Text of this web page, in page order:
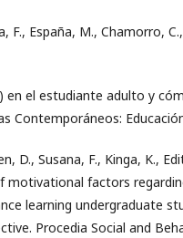
F., España, M., Chamorro,
en el estudiante adulto y
Contemporáneos:
D., Susana, F., Kinga, K.,
motivational factors
learning undergraduate
Procedia Social and